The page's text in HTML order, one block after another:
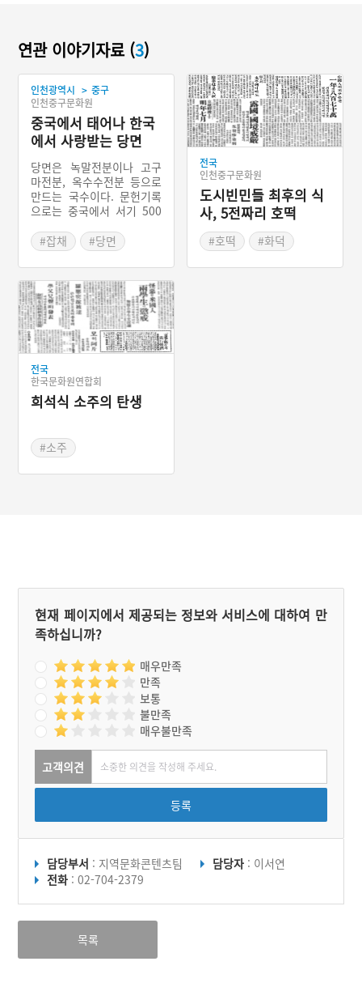
연관 이야기자료 (3)
인천광역시 > 중구
인천중구문화원
중국에서 태어나 한국
에서 사랑받는 당면
당면은 녹말전분이나 고구
마전분, 옥수수전분 등으로
만드는 국수이다. 문헌기록
으로는 중국에서 서기 500
조라고 할 수 있다. 우리나
라에서는 1920년 한국인이
황해도 사리원에서 녹두전
분으로 처음 대량생산하였
다. 일제강점기 당면은 사리
원 외 인천에서도 만들었는
데 중국요리집의 재료로 납
품되었다. 한국 당면이 일본
당면의 한 종류인 하루사메
의 원조가 되기도 했다. 198
8년 수입자유화 이후 중국
산 당면이 많이 수입되어 오
늘날에는 국내 수요량의 절
#잡채
#당면
#당면공창
#고구마전분
#녹두전분
전국
인천중구문화원
도시빈민들 최후의 식
사, 5전짜리 호떡
#호떡
#화덕
전국
한국문화원연합회
희석식 소주의 탄생
#소주
현재 페이지에서 제공되는 정보와 서비스에 대하여 만
족하십니까?
매우만족
만족
보통
불만족
매우불만족
고객의견
등록
담당부서 : 지역문화콘텐츠팀 담당자 : 이서연
전화 : 02-704-2379
목록